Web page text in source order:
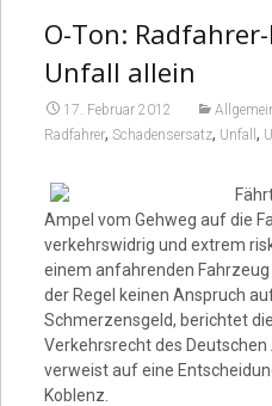
O-Ton:
Unfall allein
17. Februar 2012
Radfahrer, Schadensersatz, Unfall ,
Ampel vom Gehweg auf die
verkehrswidrig und extrem
einem anfahrenden
der Regel keinen Anspruch
Schmerzensgeld, berichtet
Verkehrsrecht des
verweist auf eine
Koblenz.